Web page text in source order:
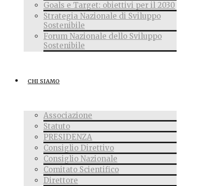
Goals e Target: obiettivi per il 2030
Strategia Nazionale di Sviluppo
Sostenibile
Forum Nazionale dello Sviluppo
Sostenibile
CHI SIAMO
Associazione
Statuto
PRESIDENZA
Consiglio Direttivo
Consiglio Nazionale
Comitato Scientifico
Direttore